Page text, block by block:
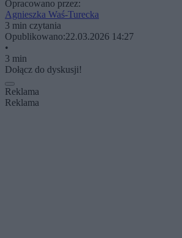
Opracowano przez:
Agnieszka Waś-Turecka
3 min czytania
Opublikowano:22.03.2026 14:27
•
3 min
Dołącz do dyskusji!
Reklama
Reklama